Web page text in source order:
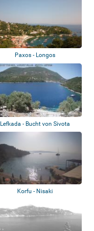
Paxos - Longos
Lefkada - Bucht von Sivota
Korfu - Nisaki